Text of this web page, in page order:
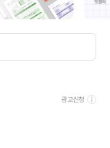
광고신청